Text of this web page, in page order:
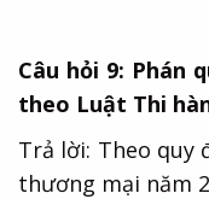
Câu hỏi 9: Phán
theo Luật Thi
Trả lời: Theo quy
thương mại năm